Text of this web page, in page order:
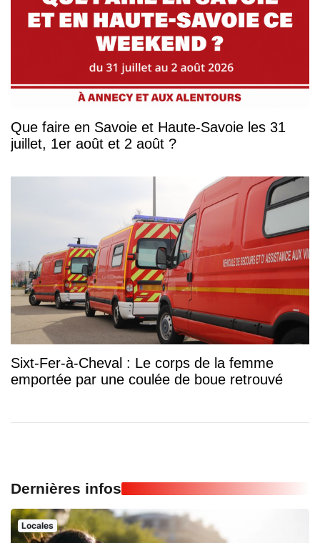
Que faire en Savoie et Haute-Savoie les 31
juillet, 1er août et 2 août ?
Sixt-Fer-à-Cheval : Le corps de la femme
emportée par une coulée de boue retrouvé
Dernières infos
Locales